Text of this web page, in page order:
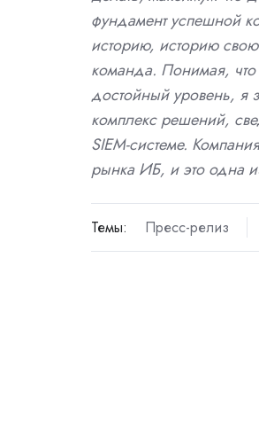
фундамент успешной
историю, историю
команда. Понимая, что
достойный уровень, я
комплекс решений,
SIEM-системе.
рынка ИБ, и это одна
Темы: Пресс-релиз